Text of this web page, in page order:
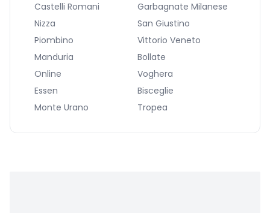
Castelli Romani
Garbagnate Milanese
Nizza
San Giustino
Piombino
Vittorio Veneto
Manduria
Bollate
Online
Voghera
Essen
Bisceglie
Monte Urano
Tropea